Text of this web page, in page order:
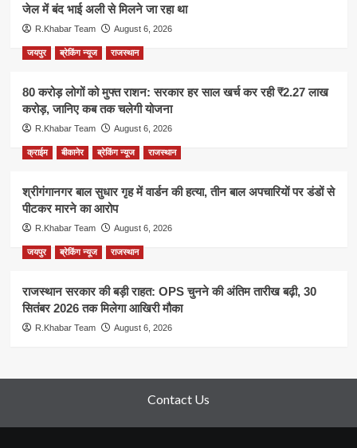
जेल में बंद भाई अली से मिलने जा रहा था
R.Khabar Team August 6, 2026
जयपुर ब्रेकिंग न्यूज राजस्थान
80 करोड़ लोगों को मुफ्त राशन: सरकार हर साल खर्च कर रही ₹2.27 लाख
करोड़, जानिए कब तक चलेगी योजना
R.Khabar Team August 6, 2026
क्राईम बीकानेर ब्रेकिंग न्यूज राजस्थान
श्रीगंगानगर बाल सुधार गृह में वार्डन की हत्या, तीन बाल अपचारियों पर डंडों से
पीटकर मारने का आरोप
R.Khabar Team August 6, 2026
जयपुर ब्रेकिंग न्यूज राजस्थान
राजस्थान सरकार की बड़ी राहत: OPS चुनने की अंतिम तारीख बढ़ी, 30
सितंबर 2026 तक मिलेगा आखिरी मौका
R.Khabar Team August 6, 2026
Contact Us